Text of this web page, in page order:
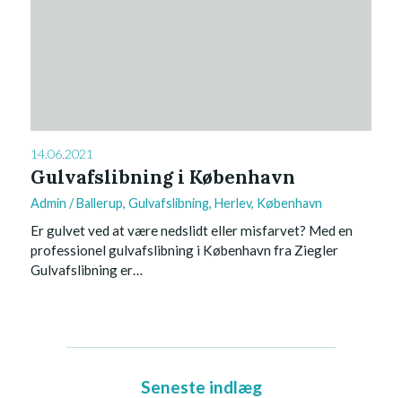
14.06.2021
Gulvafslibning i København
Admin /Ballerup, Gulvafslibning, Herlev, København
Er gulvet ved at være nedslidt eller misfarvet? Med en
professionel gulvafslibning i København fra Ziegler
Gulvafslibning er…
Seneste indlæg